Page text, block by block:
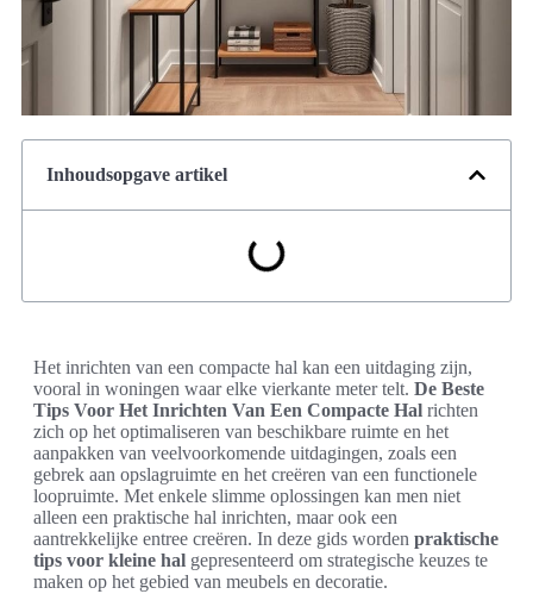
Inhoudsopgave artikel
Het inrichten van een compacte hal kan een uitdaging zijn,
vooral in woningen waar elke vierkante meter telt. De Beste
Tips Voor Het Inrichten Van Een Compacte Hal richten
zich op het optimaliseren van beschikbare ruimte en het
aanpakken van veelvoorkomende uitdagingen, zoals een
gebrek aan opslagruimte en het creëren van een functionele
loopruimte. Met enkele slimme oplossingen kan men niet
alleen een praktische hal inrichten, maar ook een
aantrekkelijke entree creëren. In deze gids worden praktische
tips voor kleine hal gepresenteerd om strategische keuzes te
maken op het gebied van meubels en decoratie.